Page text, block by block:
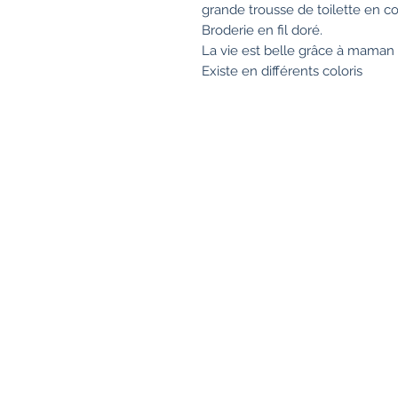
grande trousse de toilette en
Broderie en fil doré.
La vie est belle grâce à maman
Existe en différents coloris